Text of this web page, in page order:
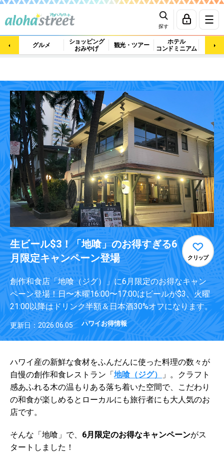
探す
グルメ
ショッピング
おみやげ
観光・ツアー
ホテル
コンドミニアム
マッ
生ビール$3！「地喰」のお得すぎる6
月限定キャンペーン登場
クリップ
創作和食店「地喰（ジグ）」に6月限定のお得なキャン
ペーン登場！日〜木曜16:00〜17:00はビールが$3、火曜
21:00以降はドリンク半額＆日本酒30%オフになります。
更新日：2026.06.05 ハワイお得情報
ハワイ産の新鮮な食材をふんだんに使った料理の数々が
自慢の創作和食レストラン「地喰（ジグ）
」。クラフト
感あふれる木の温もりある落ち着いた空間で、こだわり
の和食が楽しめるとローカルにも旅行者にも大人気のお
店です。
そんな「地喰」で、 6月限定のお得なキャンペーンがス
タートしました！